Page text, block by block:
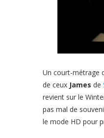
Un court-métrage
de ceux James de
revient sur le
pas mal de
le mode HD pour